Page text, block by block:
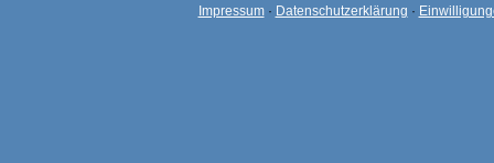
Impressum· Datenschutzerklärung ·